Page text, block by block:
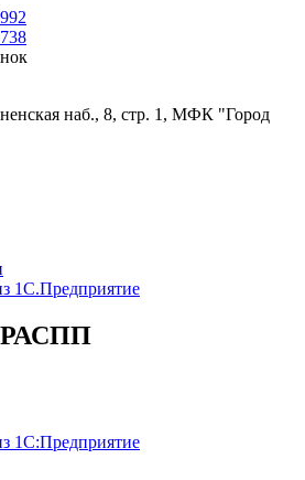
наб., 8, стр. 1, МФК "Город
1С.Предприятие
РАСПП
1С:Предприятие